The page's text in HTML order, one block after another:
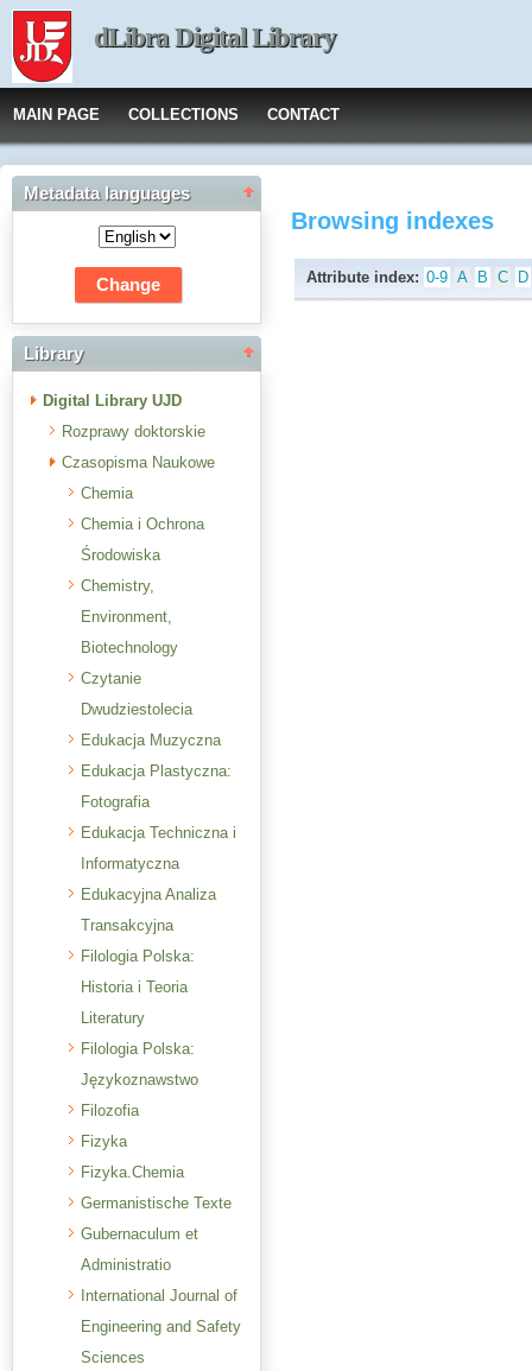
dLibra Digital Library
MAIN PAGE COLLECTIONS CONTACT
Metadata languages
Library
Digital Library UJD
Rozprawy doktorskie
Czasopisma Naukowe
Chemia
Chemia i Ochrona
Środowiska
Chemistry,
Environment,
Biotechnology
Czytanie
Dwudziestolecia
Edukacja Muzyczna
Edukacja Plastyczna:
Fotografia
Edukacja Techniczna i
Informatyczna
Edukacyjna Analiza
Transakcyjna
Filologia Polska:
Historia i Teoria
Literatury
Filologia Polska:
Językoznawstwo
Filozofia
Fizyka
Fizyka.Chemia
Germanistische Texte
Gubernaculum et
Administratio
International Journal of
Engineering and Safety
Sciences
Browsing indexes
Attribute index: 0-9 A B C D